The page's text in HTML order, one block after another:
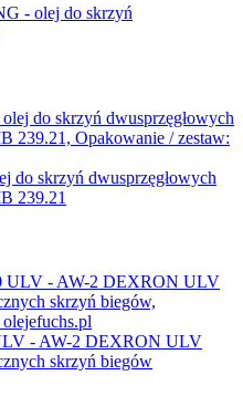
- olej do skrzyń
skrzyń dwusprzęgłowych
239.21
- AW-2 DEXRON ULV
skrzyń biegów